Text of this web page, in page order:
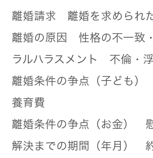
離婚請求 離婚を求められ
離婚の原因 性格の不一致
ラルハラスメント 不倫・
離婚条件の争点（子ども）
養育費
離婚条件の争点（お金）
解決までの期間（年月） 約